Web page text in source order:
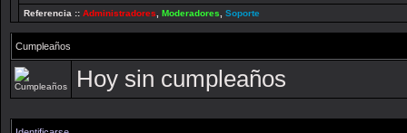
Referencia :: Administradores Moderadores Soporte
Cumpleaños
Hoy sin cumpleaños